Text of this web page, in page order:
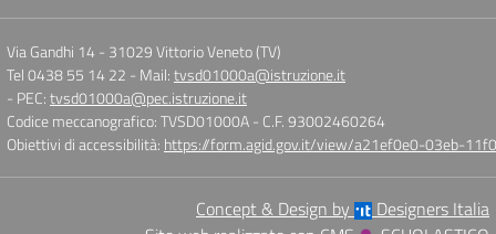
Via Gandhi 14 - 31029 Vittorio Veneto (TV)
Tel 0438 55 14 22 - Mail:tvsd01000a@istruzione.it
- PEC:tvsd01000a@pec.istruzione.it
Codice meccanografico: TVSD01000A- C.F. 93002460264
Obiettivi di accessibilità: https://form.agid.gov.it/view/a21ef0e0-03eb-
Concept & Design by
Designers Italia